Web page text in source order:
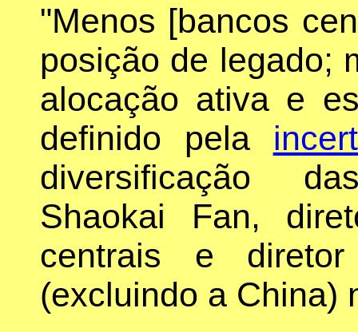
"Menos [bancos
posição de legado;
alocação ativa e
definido pela
diversificação
Shaokai Fan,
centrais e
(excluindo a China)